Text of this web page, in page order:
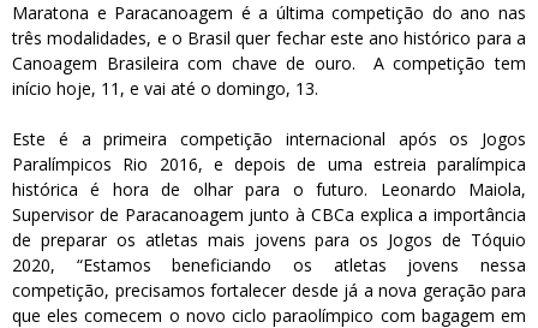
Maratona e Paracanoagem é a última competição do ano nas
três modalidades, e o Brasil quer fechar este ano histórico para a
Canoagem Brasileira com chave de ouro. A competição tem
início hoje, 11, e vai até o domingo, 13.
Este é a primeira competição internacional após os Jogos
Paralímpicos Rio 2016, e depois de uma estreia paralímpica
histórica é hora de olhar para o futuro. Leonardo Maiola,
Supervisor de Paracanoagem junto à CBCa explica a importância
de preparar os atletas mais jovens para os Jogos de Tóquio
2020, “Estamos beneficiando os atletas jovens nessa
competição, precisamos fortalecer desde já a nova geração para
que eles comecem o novo ciclo paraolímpico com bagagem em